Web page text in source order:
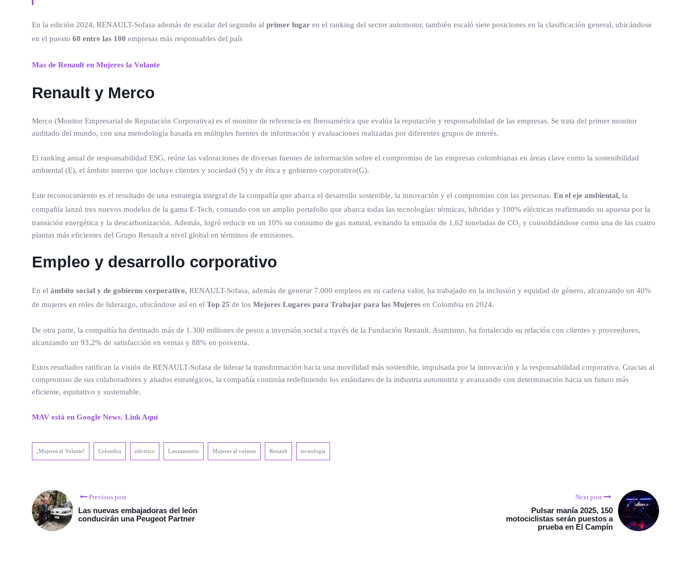
En la edición 2024, RENAULT-Sofasa además de escalar del segundo al primer lugar en el ranking del sector automotor, también escaló siete posiciones en la clasificación general, ubicándose
en el puesto 60 entre las 100 empresas más responsables del país
Mas de Renault en Mujeres la Volante
Renault y Merco
Merco (Monitor Empresarial de Reputación Corporativa) es el monitor de referencia en Iberoamérica que evalúa la reputación y responsabilidad de las empresas. Se trata del primer monitor
auditado del mundo, con una metodología basada en múltiples fuentes de información y evaluaciones realizadas por diferentes grupos de interés.
El ranking anual de responsabilidad ESG, reúne las valoraciones de diversas fuentes de información sobre el compromiso de las empresas colombianas en áreas clave como la sostenibilidad
ambiental (E), el ámbito interno que incluye clientes y sociedad (S) y de ética y gobierno corporativo(G).
Este reconocimiento es el resultado de una estrategia integral de la compañía que abarca el desarrollo sostenible, la innovación y el compromiso con las personas. En el eje ambiental, la
compañía lanzó tres nuevos modelos de la gama E-Tech, contando con un amplio portafolio que abarca todas las tecnologías: térmicas, hibridas y 100% eléctricas reafirmando su apuesta por la
transición energética y la descarbonización. Además, logró reducir en un 10% su consumo de gas natural, evitando la emisión de 1,62 toneladas de CO₂ y consolidándose como una de las cuatro
plantas más eficientes del Grupo Renault a nivel global en términos de emisiones.
Empleo y desarrollo corporativo
En el ámbito social y de gobierno corporativo, RENAULT-Sofasa, además de generar 7.000 empleos en su cadena valor, ha trabajado en la inclusión y equidad de género, alcanzando un 40%
de mujeres en roles de liderazgo, ubicándose así en el Top 25 de los Mejores Lugares para Trabajar para las Mujeres en Colombia en 2024.
De otra parte, la compañía ha destinado más de 1.300 millones de pesos a inversión social a través de la Fundación Renault. Asimismo, ha fortalecido su relación con clientes y proveedores,
alcanzando un 93,2% de satisfacción en ventas y 88% en posventa.
Estos resultados ratifican la visión de RENAULT-Sofasa de liderar la transformación hacia una movilidad más sostenible, impulsada por la innovación y la responsabilidad corporativa. Gracias al
compromiso de sus colaboradores y aliados estratégicos, la compañía continúa redefiniendo los estándares de la industria automotriz y avanzando con determinación hacia un futuro más
eficiente, equitativo y sustentable.
MAV está en Google News. Link Aquí
¡Mujeres al Volante! Colombia eléctrico Lanzamiento Mujeres al volante Renault tecnología
Previous post
Las nuevas embajadoras del león
conducirán una Peugeot Partner
Next post
Pulsar manía 2025, 150
motociclistas serán puestos a
prueba en El Campín